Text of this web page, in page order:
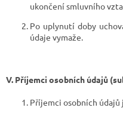
ukončení smluvního
Po uplynutí doby
údaje vymaže.
V. Příjemci osobních údajů
Příjemci osobních údajů